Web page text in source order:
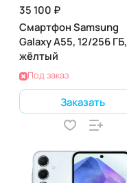
35 100 ₽
Смартфон Samsung
Galaxy A55, 12/256 ГБ,
жёлтый
Под заказ
Заказать